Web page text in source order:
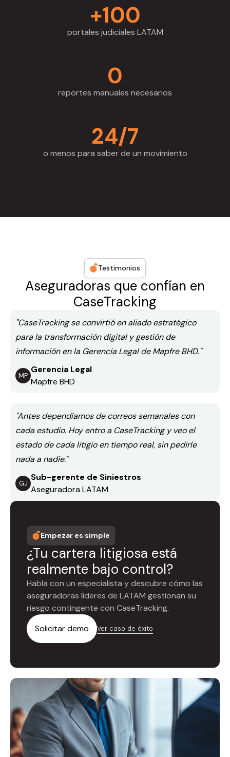
+100
portales judiciales LATAM
0
reportes manuales necesarios
24/7
o menos para saber de un movimiento
Testimonios
Aseguradoras que confían en
CaseTracking
"CaseTracking se convirtió en aliado estratégico
para la transformación digital y gestión de
información en la Gerencia Legal de Mapfre BHD."
MP
Gerencia Legal
Mapfre BHD
"Antes dependíamos de correos semanales con
cada estudio. Hoy entro a CaseTracking y veo el
estado de cada litigio en tiempo real, sin pedirle
nada a nadie."
GJ
Sub-gerente de Siniestros
Aseguradora LATAM
Empezar es simple
¿Tu cartera litigiosa está
realmente bajo control?
Habla con un especialista y descubre cómo las
aseguradoras líderes de LATAM gestionan su
riesgo contingente con CaseTracking.
Solicitar demo
Ver caso de éxito